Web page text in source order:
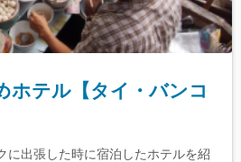
ホテル【タイ・バンコ
に出張した時に宿泊したホテルを紹